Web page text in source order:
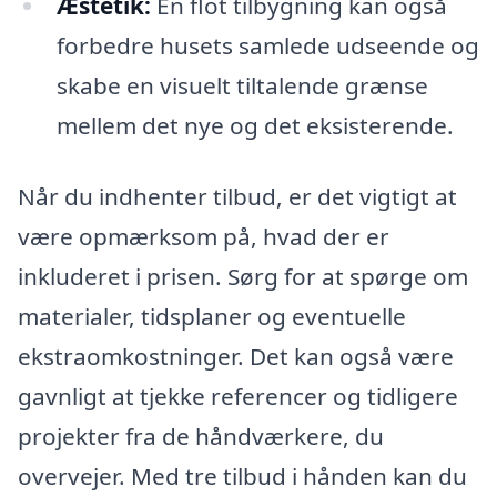
forbedre husets samlede udseende og
skabe en visuelt tiltalende grænse
mellem det nye og det eksisterende.
Når du indhenter tilbud, er det vigtigt at
være opmærksom på, hvad der er
inkluderet i prisen. Sørg for at spørge om
materialer, tidsplaner og eventuelle
ekstraomkostninger. Det kan også være
gavnligt at tjekke referencer og tidligere
projekter fra de håndværkere, du
overvejer. Med tre tilbud i hånden kan du